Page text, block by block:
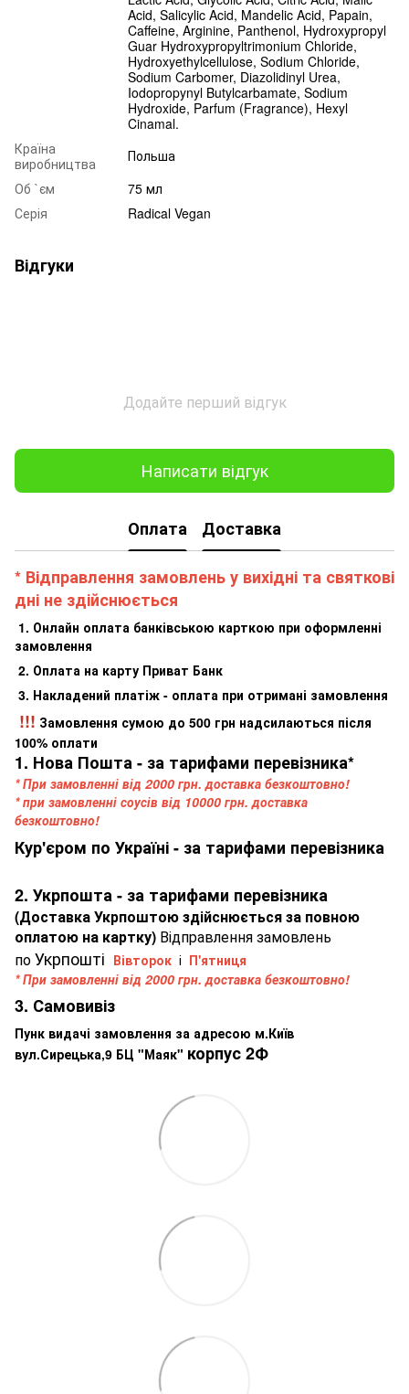
Acid, Salicylic Acid, Mandelic Acid, Papain,
Caffeine, Arginine, Panthenol, Hydroxypropyl
Guar Hydroxypropyltrimonium Chloride,
Hydroxyethylcellulose, Sodium Chloride,
Sodium Carbomer, Diazolidinyl Urea,
Iodopropynyl Butylcarbamate, Sodium
Hydroxide, Parfum (Fragrance), Hexyl
Cinamal.
Країна
виробництва
Польша
Об `єм
75 мл
Серія
Radical Vegan
Відгуки
Додайте перший відгук
Написати відгук
Оплата Доставка
* Відправлення замовлень у вихідні та святкові
дні не здійснюється
1. Онлайн оплата банківською карткою при оформленні
замовлення
2. Оплата на карту Приват Банк
3. Накладений платіж - оплата при отримані замовлення
!!! Замовлення сумою до 500 грн надсилаються після
100% оплати
1. Нова Пошта - за тарифами перевізника*
* При замовленні від 2000 грн. доставка безкоштовно!
* при замовленні соусів від 10000 грн. доставка
безкоштовно!
Кур'єром по Україні - за тарифами перевізника
2. Укрпошта - за тарифами перевізника
(Доставка Укрпоштою здійснюється за повною
оплатою на картку) Відправлення замовлень
поУкрпошті Вівторок і П'ятниця
* При замовленні від 2000 грн. доставка безкоштовно!
3. Самовивіз
Пунк видачі замовлення за адресою м.Київ
вул.Сирецька,9 БЦ "Маяк" корпус 2Ф